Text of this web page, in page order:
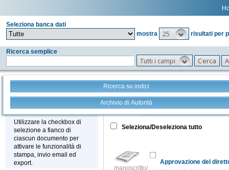
Seleziona banca dati
mostra
25 risultati per
Ricerca semplice
Tutti i campi
Ricerca su indici
Archivio di Autorità
Stampa - Email - Export
Utilizzare la checkbox di
selezione a fianco di
ciascun documento per
attivare le funzionalità di
stampa, invio email ed
export.
Tutto +
Seleziona/Deseleziona tutto
manoscritto/